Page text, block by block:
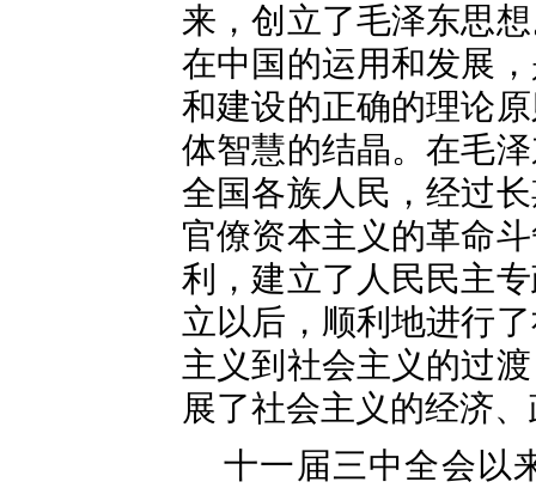
来，创立了毛泽东思
在中国的运用和发展
和建设的正确的理论
体智慧的结晶。在毛
全国各族人民，经过
官僚资本主义的革命
利，建立了人民民主
立以后，顺利地进行
主义到社会主义的过
展了社会主义的经济
十一届三中全会以